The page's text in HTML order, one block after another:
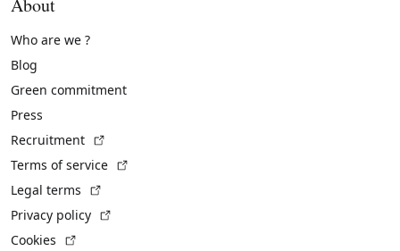
About
Who are we ?
Blog
Green commitment
Press
Recruitment
Terms of service
Legal terms
Privacy policy
Cookies